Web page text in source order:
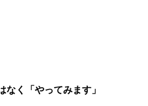
なく「やってみます」